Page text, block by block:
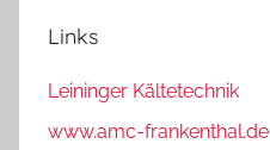
Links
Leininger Kältetechnik
www.amc-frankenthal.de